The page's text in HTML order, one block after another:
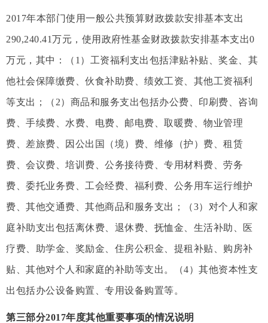
2017年本部门使用一般公共预算财政拨款安排基本支出
290,240.41万元，使用政府性基金财政拨款安排基本支出0
万元，其中：（1）工资福利支出包括津贴补贴、奖金、其
他社会保障缴费、伙食补助费、绩效工资、其他工资福利
等支出；（2）商品和服务支出包括办公费、印刷费、咨询
费、手续费、水费、电费、邮电费、取暖费、物业管理
费、差旅费、因公出国（境）费、维修（护）费、租赁
费、会议费、培训费、公务接待费、专用材料费、劳务
费、委托业务费、工会经费、福利费、公务用车运行维护
费、其他交通费、其他商品和服务支出；（3）对个人和家
庭补助支出包括离休费、退休费、抚恤金、生活补助、医
疗费、助学金、奖励金、住房公积金、提租补贴、购房补
贴、其他对个人和家庭的补助等支出。（4）其他资本性支
出包括办公设备购置、专用设备购置等。
第三部分2017年度其他重要事项的情况说明